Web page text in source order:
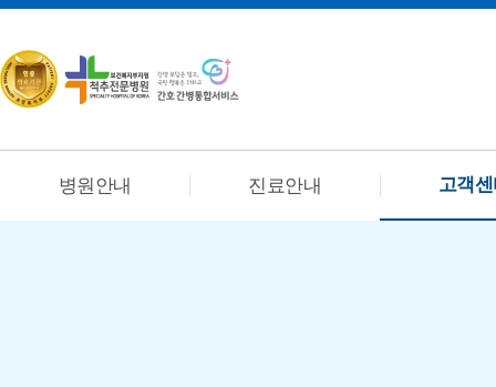
병원안내 진료안내 고객